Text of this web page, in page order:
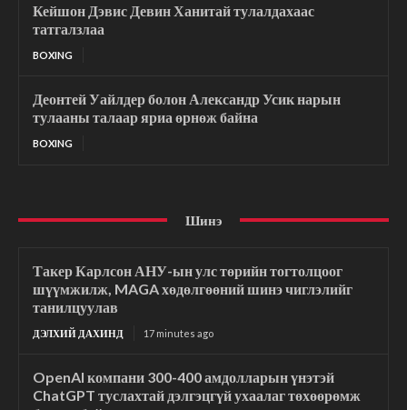
Кейшон Дэвис Девин Ханитай тулалдахаас
татгалзлаа
BOXING
Деонтей Уайлдер болон Александр Усик нарын
тулааны талаар яриа өрнөж байна
BOXING
Шинэ
Такер Карлсон АНУ-ын улс төрийн тогтолцоог
шүүмжилж, MAGA хөдөлгөөний шинэ чиглэлийг
танилцуулав
ДЭЛХИЙ ДАХИНД 17 minutes ago
OpenAI компани 300-400 амдолларын үнэтэй
ChatGPT туслахтай дэлгэцгүй ухаалаг төхөөрөмж